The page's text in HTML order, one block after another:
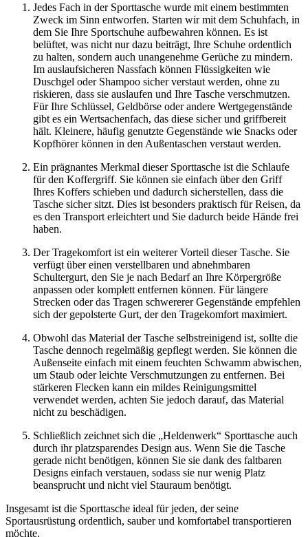
Jedes Fach in der Sporttasche wurde mit einem bestimmten
Zweck im Sinn entworfen. Starten wir mit dem Schuhfach, in
dem Sie Ihre Sportschuhe aufbewahren können. Es ist
belüftet, was nicht nur dazu beiträgt, Ihre Schuhe ordentlich
zu halten, sondern auch unangenehme Gerüche zu mindern.
Im auslaufsicheren Nassfach können Flüssigkeiten wie
Duschgel oder Shampoo sicher verstaut werden, ohne zu
riskieren, dass sie auslaufen und Ihre Tasche verschmutzen.
Für Ihre Schlüssel, Geldbörse oder andere Wertgegenstände
gibt es ein Wertsachenfach, das diese sicher und griffbereit
hält. Kleinere, häufig genutzte Gegenstände wie Snacks oder
Kopfhörer können in den Außentaschen verstaut werden.
Ein prägnantes Merkmal dieser Sporttasche ist die Schlaufe
für den Koffergriff. Sie können sie einfach über den Griff
Ihres Koffers schieben und dadurch sicherstellen, dass die
Tasche sicher sitzt. Dies ist besonders praktisch für Reisen, da
es den Transport erleichtert und Sie dadurch beide Hände frei
haben.
Der Tragekomfort ist ein weiterer Vorteil dieser Tasche. Sie
verfügt über einen verstellbaren und abnehmbaren
Schultergurt, den Sie je nach Bedarf an Ihre Körpergröße
anpassen oder komplett entfernen können. Für längere
Strecken oder das Tragen schwererer Gegenstände empfehlen
sich der gepolsterte Gurt, der den Tragekomfort maximiert.
Obwohl das Material der Tasche selbstreinigend ist, sollte die
Tasche dennoch regelmäßig gepflegt werden. Sie können die
Außenseite einfach mit einem feuchten Schwamm abwischen,
um Staub oder leichte Verschmutzungen zu entfernen. Bei
stärkeren Flecken kann ein mildes Reinigungsmittel
verwendet werden, achten Sie jedoch darauf, das Material
nicht zu beschädigen.
Schließlich zeichnet sich die „Heldenwerk“ Sporttasche auch
durch ihr platzsparendes Design aus. Wenn Sie die Tasche
gerade nicht benötigen, können Sie sie dank des faltbaren
Designs einfach verstauen, sodass sie nur wenig Platz
beansprucht und nicht viel Stauraum benötigt.
Insgesamt ist die Sporttasche ideal für jeden, der seine
Sportausrüstung ordentlich, sauber und komfortabel transportieren
möchte.